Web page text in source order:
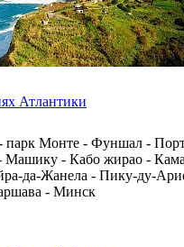
Атлантики
парк Монте - Фуншал -
Машику - Кабо жирао -
да-Жанела - Пику-ду-
- Минск